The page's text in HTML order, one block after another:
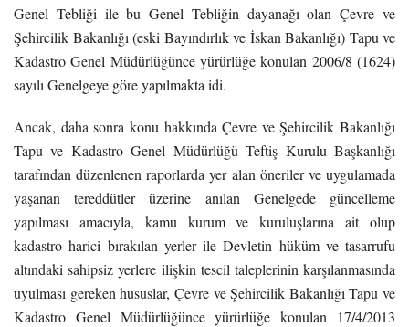
Genel Tebliği ile bu Genel Tebliğin dayanağı olan Çevre ve
Şehircilik Bakanlığı (eski Bayındırlık ve İskan Bakanlığı) Tapu ve
Kadastro Genel Müdürlüğünce yürürlüğe konulan 2006/8 (1624)
sayılı Genelgeye göre yapılmakta idi.
Ancak, daha sonra konu hakkında Çevre ve Şehircilik Bakanlığı
Tapu ve Kadastro Genel Müdürlüğü Teftiş Kurulu Başkanlığı
tarafından düzenlenen raporlarda yer alan öneriler ve uygulamada
yaşanan tereddütler üzerine anılan Genelgede güncelleme
yapılması amacıyla, kamu kurum ve kuruluşlarına ait olup
kadastro harici bırakılan yerler ile Devletin hüküm ve tasarrufu
altındaki sahipsiz yerlere ilişkin tescil taleplerinin karşılanmasında
uyulması gereken hususlar, Çevre ve Şehircilik Bakanlığı Tapu ve
Kadastro Genel Müdürlüğünce yürürlüğe konulan 17/4/2013